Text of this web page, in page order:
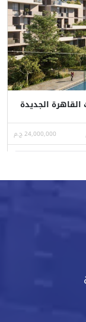
ايست القاهرة الجديدة
24,000,000 ج.م